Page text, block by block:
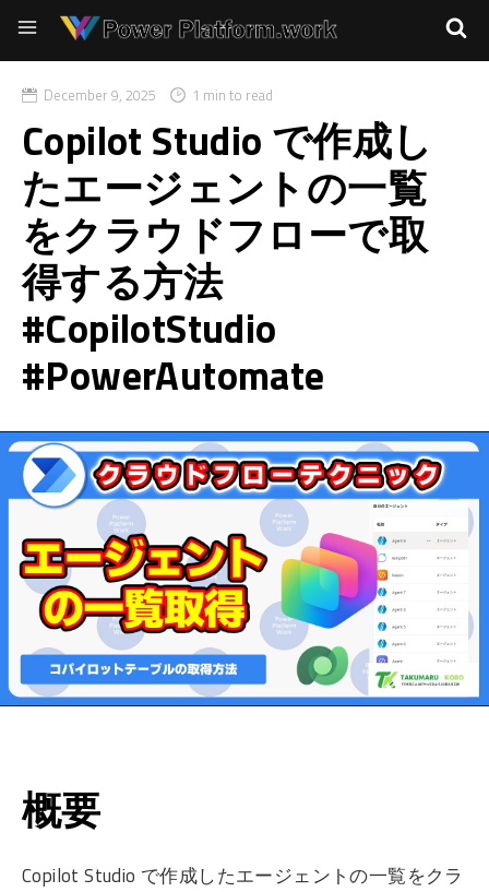
December 9, 2025 1 min to read
Copilot Studio で作成し
たエージェントの一覧
をクラウドフローで取
得する方法
#CopilotStudio
#PowerAutomate
概要
Copilot Studio で作成したエージェントの一覧をクラ